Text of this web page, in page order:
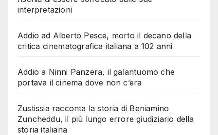
interpretazioni
Addio ad Alberto Pesce, morto il decano della
critica cinematografica italiana a 102 anni
Addio a Ninni Panzera, il galantuomo che
portava il cinema dove non c’era
Zustissia racconta la storia di Beniamino
Zuncheddu, il più lungo errore giudiziario della
storia italiana